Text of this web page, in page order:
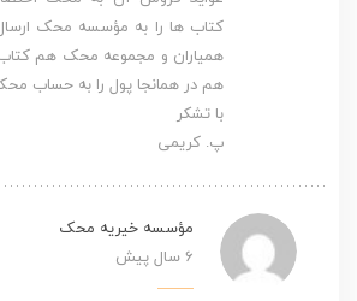
کتاب ها را به مؤسسه محک ارسال
همیاران و مجموعه محک هم کتاب
هم در همانجا پول را به حساب
با تشکر
پ. کریمی
مؤسسه خیریه محک
6 سال پیش